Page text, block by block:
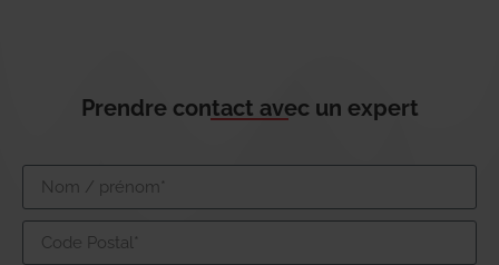
Prendre contact avec un expert